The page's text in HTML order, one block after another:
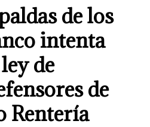
de los
intenta
de
de
Rentería